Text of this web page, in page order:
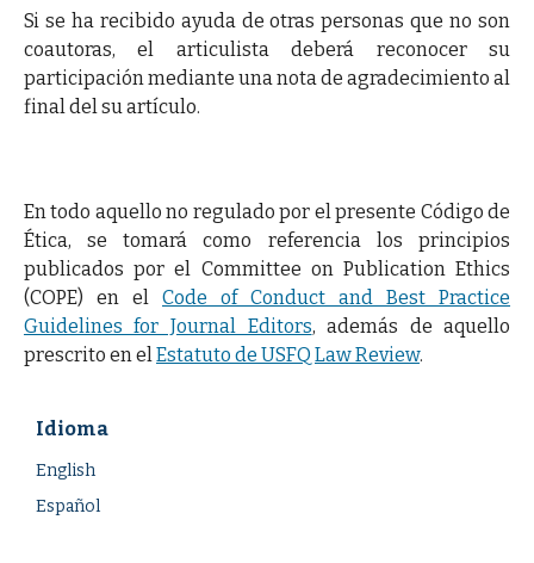
Si se ha recibido ayuda de otras personas que no son
coautoras, el articulista deberá reconocer su
participación mediante una nota de agradecimiento al
final del su artículo.
En todo aquello no regulado por el presente Código de
Ética, se tomará como referencia los principios
publicados por el Committee on Publication Ethics
(COPE) en el Code of Conduct and Best Practice
Guidelines for Journal Editors, además de aquello
prescrito en elEstatuto de USFQ Law Review.
Idioma
English
Español